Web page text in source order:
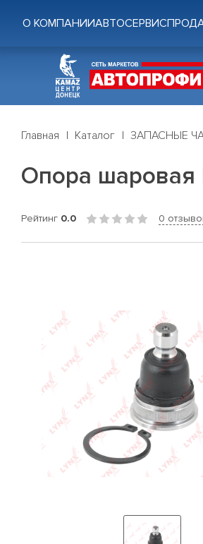
О КОМПАНИИАВТОСЕРВИС
Главная Каталог ЗАПАСНЫЕ
Опора шаровая
Рейтинг 0.0 0